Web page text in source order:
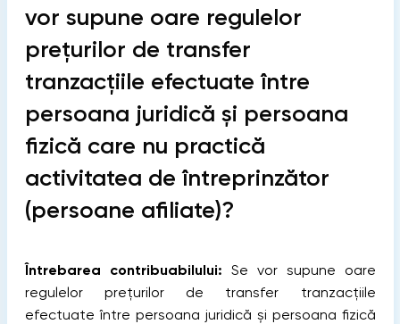
vor supune oare regulelor
prețurilor de transfer
tranzacțiile efectuate între
persoana juridică și persoana
fizică care nu practică
activitatea de întreprinzător
(persoane afiliate)?
Întrebarea contribuabilului: Se vor supune oare
regulelor prețurilor de transfer tranzacțiile
efectuate între persoana juridică și persoana fizică